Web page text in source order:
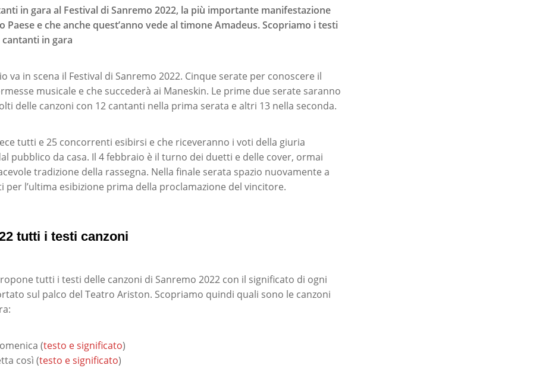
o ESC per uscire
in gara al Festival di Sanremo 2022, la più importante manifestazione
Paese e che anche quest’anno vede al timone Amadeus. Scopriamo i testi
in gara
va in scena il Festival di Sanremo 2022. Cinque serate per conoscere il
musicale e che succederà ai Maneskin. Le prime due serate saranno
delle canzoni con 12 cantanti nella prima serata e altri 13 nella seconda.
tutti e 25 concorrenti esibirsi e che riceveranno i voti della giuria
pubblico da casa. Il 4 febbraio è il turno dei duetti e delle cover, ormai
tradizione della rassegna. Nella finale serata spazio nuovamente a
per l’ultima esibizione prima della proclamazione del vincitore.
tutti i testi canzoni
tutti i testi delle canzoni di Sanremo 2022 con il significato di ogni
sul palco del Teatro Ariston. Scopriamo quindi quali sono le canzoni
(testo e significato)
così (testo e significato)